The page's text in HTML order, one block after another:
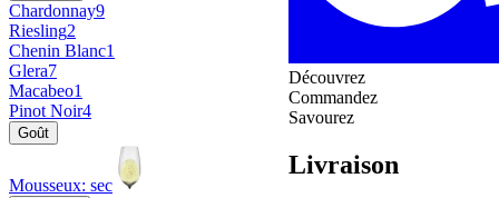
Chardonnay9
Riesling2
Chenin Blanc1
Glera7
Macabeo1
Pinot Noir4
Goût
Mousseux: sec
Découvrez
Commandez
Savourez
Livraison